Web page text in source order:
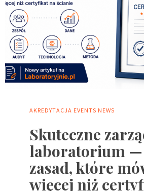
AKREDYTACJA EVENTS NEWS
Skuteczne
laboratorium —
zasad, które
więcej niż